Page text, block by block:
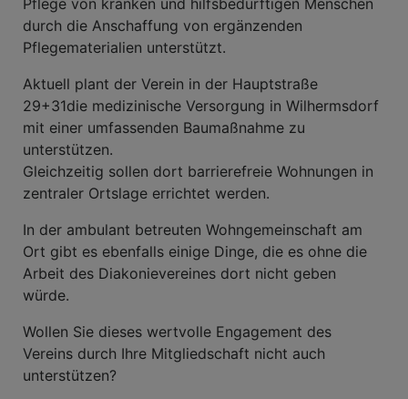
Pflege von kranken und hilfsbedürftigen Menschen
durch die Anschaffung von ergänzenden
Pflegematerialien unterstützt.
Aktuell plant der Verein in der Hauptstraße
29+31die medizinische Versorgung in Wilhermsdorf
mit einer umfassenden Baumaßnahme zu
unterstützen.
Gleichzeitig sollen dort barrierefreie Wohnungen in
zentraler Ortslage errichtet werden.
In der ambulant betreuten Wohngemeinschaft am
Ort gibt es ebenfalls einige Dinge, die es ohne die
Arbeit des Diakonievereines dort nicht geben
würde.
Wollen Sie dieses wertvolle Engagement des
Vereins durch Ihre Mitgliedschaft nicht auch
unterstützen?